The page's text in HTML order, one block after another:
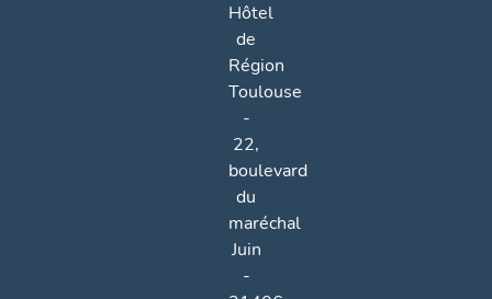
Hôtel
de
Région
Toulouse
-
22,
boulevard
du
maréchal
Juin
-